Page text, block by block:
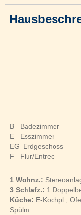
B
Badezimmer
E
Esszimmer
EG Erdgeschoss
F
Flur/Entree
1 Wohnz.:
3 Schlafz.: 1
Küche: E-Kochpl.,
Spülm.